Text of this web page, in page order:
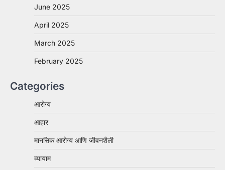
June 2025
April 2025
March 2025
February 2025
Categories
आरोग्य
आहार
मानसिक आरोग्य आणि जीवनशैली
व्यायाम